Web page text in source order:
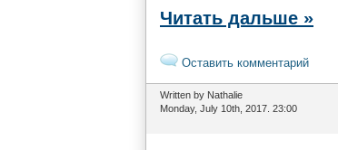
Читать дальше »
Оставить комментарий
Written by Nathalie
Monday, July 10th, 2017. 23:00